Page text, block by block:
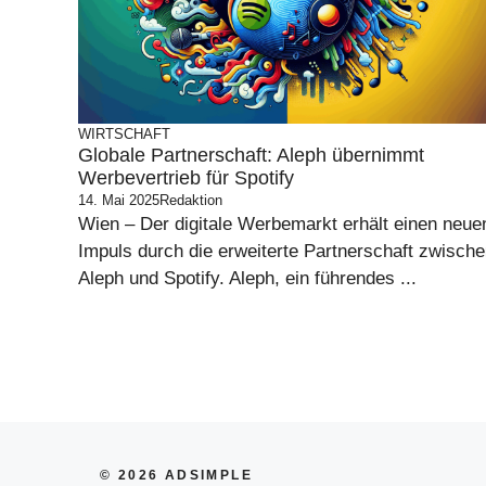
WIRTSCHAFT
Globale Partnerschaft: Aleph übernimmt
Werbevertrieb für Spotify
14. Mai 2025Redaktion
Wien – Der digitale Werbemarkt erhält einen
Impuls durch die erweiterte Partnerschaft
Aleph und Spotify. Aleph, ein führendes ...
© 2026 ADSIMPLE